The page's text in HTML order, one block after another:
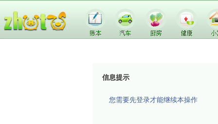
信息提示
您需要先登录才能继续本操作